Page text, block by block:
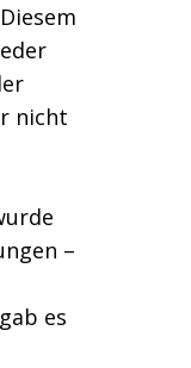
nicht
–
es